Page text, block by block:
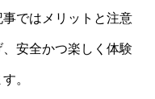
ではメリットと注意
安全かつ楽しく体験
。